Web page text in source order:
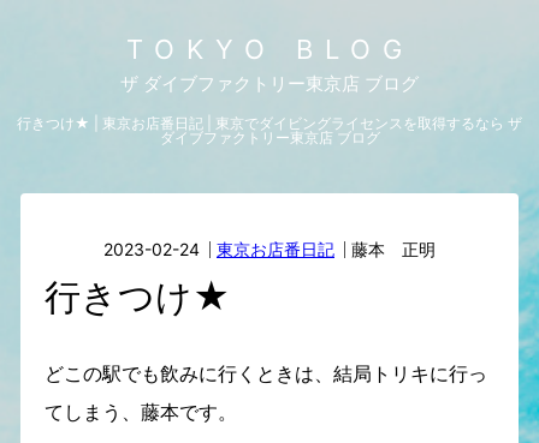
TOKYO BLOG
ザ ダイブファクトリー東京店 ブログ
行きつけ★ | 東京お店番日記 | 東京でダイビングライセンスを取得するなら ザ
ダイブファクトリー東京店 ブログ
2023-02-24 東京お店番日記 藤本 正明
行きつけ★
どこの駅でも飲みに行くときは、結局トリキに行っ
てしまう、藤本です。